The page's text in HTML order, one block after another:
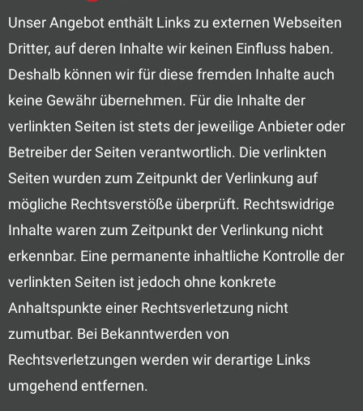
Unser Angebot enthält Links zu externen Webseiten
Dritter, auf deren Inhalte wir keinen Einfluss haben.
Deshalb können wir für diese fremden Inhalte auch
keine Gewähr übernehmen. Für die Inhalte der
verlinkten Seiten ist stets der jeweilige Anbieter oder
Betreiber der Seiten verantwortlich. Die verlinkten
Seiten wurden zum Zeitpunkt der Verlinkung auf
mögliche Rechtsverstöße überprüft. Rechtswidrige
Inhalte waren zum Zeitpunkt der Verlinkung nicht
erkennbar. Eine permanente inhaltliche Kontrolle der
verlinkten Seiten ist jedoch ohne konkrete
Anhaltspunkte einer Rechtsverletzung nicht
zumutbar. Bei Bekanntwerden von
Rechtsverletzungen werden wir derartige Links
umgehend entfernen.